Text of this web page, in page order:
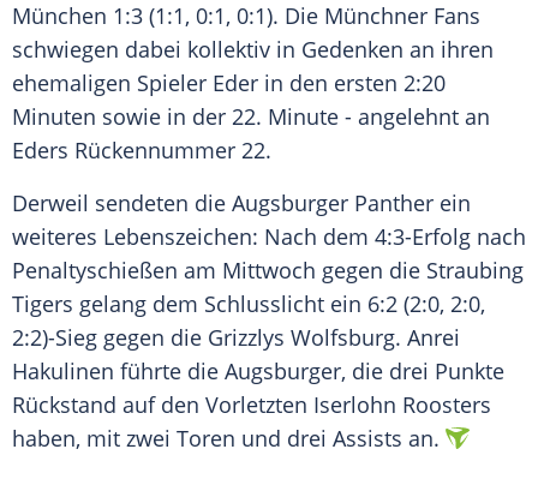
München 1:3 (1:1, 0:1, 0:1). Die Münchner Fans
schwiegen dabei kollektiv in Gedenken an ihren
ehemaligen Spieler Eder in den ersten 2:20
Minuten sowie in der 22. Minute - angelehnt an
Eders Rückennummer 22.
Derweil sendeten die Augsburger Panther ein
weiteres Lebenszeichen: Nach dem 4:3-Erfolg nach
Penaltyschießen am Mittwoch gegen die Straubing
Tigers gelang dem Schlusslicht ein 6:2 (2:0, 2:0,
2:2)-Sieg gegen die Grizzlys Wolfsburg. Anrei
Hakulinen führte die Augsburger, die drei Punkte
Rückstand auf den Vorletzten Iserlohn Roosters
haben, mit zwei Toren und drei Assists an.